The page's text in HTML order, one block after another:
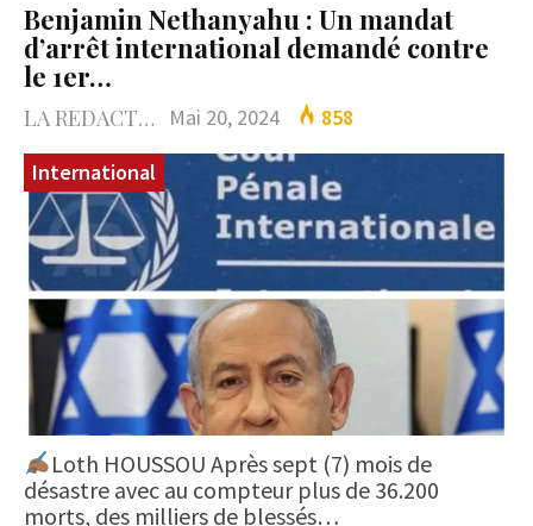
Benjamin Nethanyahu : Un mandat
d’arrêt international demandé contre
le 1er…
LA REDACTION Mai 20, 2024
858
International
Loth HOUSSOU Après sept (7) mois de
désastre avec au compteur plus de 36.200
morts, des milliers de blessés…